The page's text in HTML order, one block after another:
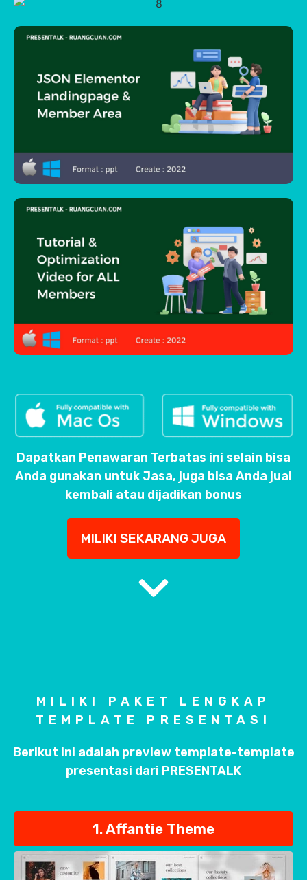
Dapatkan Penawaran Terbatas ini selain bisa
Anda gunakan untuk Jasa, juga bisa Anda jual
kembali atau dijadikan bonus
MILIKI SEKARANG JUGA
MILIKI PAKET LENGKAP
TEMPLATE PRESENTASI
Berikut ini adalah preview template-template
presentasi dari PRESENTALK
1. Affantie Theme